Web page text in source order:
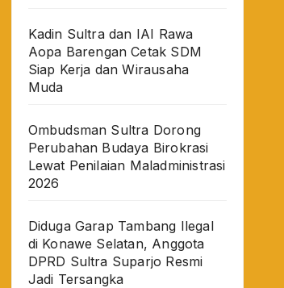
Kadin Sultra dan IAI Rawa
Aopa Barengan Cetak SDM
Siap Kerja dan Wirausaha
Muda
Ombudsman Sultra Dorong
Perubahan Budaya Birokrasi
Lewat Penilaian Maladministrasi
2026
Diduga Garap Tambang Ilegal
di Konawe Selatan, Anggota
DPRD Sultra Suparjo Resmi
Jadi Tersangka